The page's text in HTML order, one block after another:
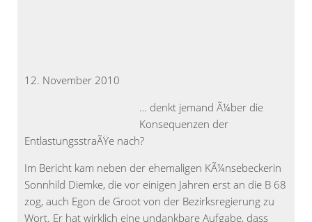
12. November 2010
… denkt jemand Ã¼ber die
Konsequenzen der
EntlastungsstraÃŸe nach?
Im Bericht kam neben der ehemaligen KÃ¼nsebeckerin
Sonnhild Diemke, die vor einigen Jahren erst an die B 68
zog, auch Egon de Groot von der Bezirksregierung zu
Wort. Er hat wirklich eine undankbare Aufgabe, dass